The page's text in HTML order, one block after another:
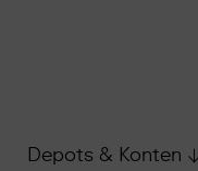
Depots & Konten